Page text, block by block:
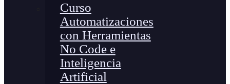
Curso
Automatizaciones
con Herramientas
No Code e
Inteligencia
Artificial